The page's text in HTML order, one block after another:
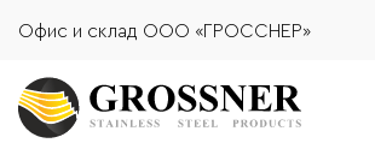
Офис и склад ООО «ГРОССНЕР»